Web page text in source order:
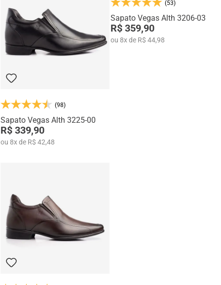
Na categoria Você + Alto, você encontra sapatos sociais, casuais,
mocassins e sapatênis com tecnologia de elevação interna,
desenvolvidos para garantir mais confiança, postura e estilo em
qualquer momento do dia.
(98)
Sapato Vegas Alth 3225-00
R$ 339,90
ou 8xde R$ 42,48
(53)
Sapato Vegas Alth 3206-03
R$ 359,90
ou 8xde R$ 44,98